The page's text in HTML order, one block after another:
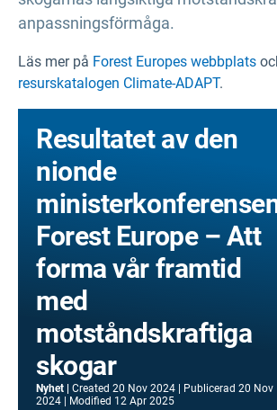
anpassningsförmåga.
Läs mer på Forest Europes webbplats
resurskatalogen Climate-ADAPT.
Resultatet av den
nionde
Forest Europe – Att
forma vår framtid
med
motståndskraftiga
skogar
Nyhet Created 20 Nov 2024 Publicerad 20 Nov
2024
Modified 12 Apr 2025